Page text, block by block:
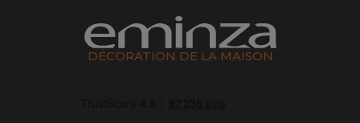
DÉCORATION DE LA MAISON